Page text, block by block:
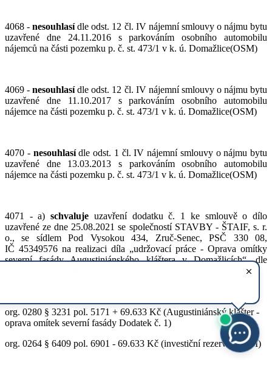
4068 -nesouhlasídle odst. 12 čl. IV nájemní smlouvy o nájmu bytu
uzavřené dne 24.11.2016 s parkováním osobního automobilu
nájemců na části pozemku p. č. st. 473/1 v k. ú. Domažlice(OSM)
4069 -nesouhlasídle odst. 12 čl. IV nájemní smlouvy o nájmu bytu
uzavřené dne 11.10.2017 s parkováním osobního automobilu
nájemce na části pozemku p. č. st. 473/1 v k. ú. Domažlice(OSM)
4070 - nesouhlasídle odst. 1 čl. IV nájemní smlouvy o nájmu bytu
uzavřené dne 13.03.2013 s parkováním osobního automobilu
nájemce na části pozemku p. č. st. 473/1 v k. ú. Domažlice(OSM)
4071 - a)schvaluje uzavření dodatku č. 1 ke smlouvě o dílo
uzavřené ze dne 25.08.2021 se společností STAVBY - ŠTAIF, s. r.
o., se sídlem Pod Vysokou 434, Zruč-Senec, PSČ 330 08,
IČ 45349576 na realizaci díla „udržovací práce - Oprava omítky
severní fasády Augustiniánského kláštera v Domažlicích“, dle
org. 0280 § 3231 pol. 5171 + 69.633 Kč (Augustiniánský klášter -
oprava omítek severní fasády Dodatek č. 1)
org. 0264 § 6409 pol. 6901 - 69.633 Kč (investiční rezerva)(OSM)